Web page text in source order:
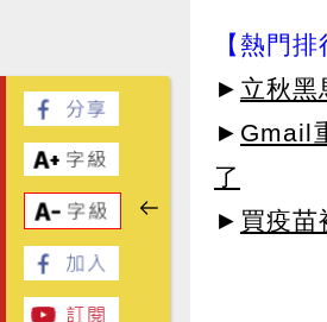
【熱門排
► 立秋黑
► Gmail
了
► 買疫